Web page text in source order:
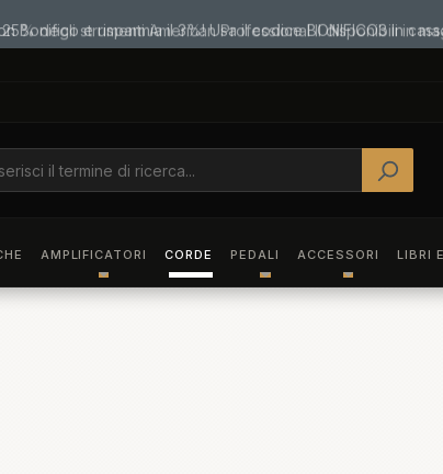
Bonifico e risparmia il 3%! Usa il codice BONIFICO3 in
AMPLIFICATORI CORDE PEDALI ACCESSORI LIBRI